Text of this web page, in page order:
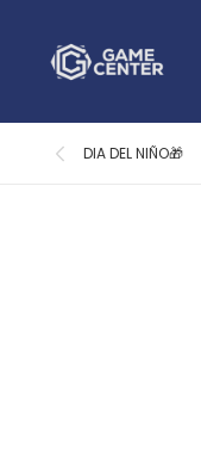
DIA DEL NIÑO🎁